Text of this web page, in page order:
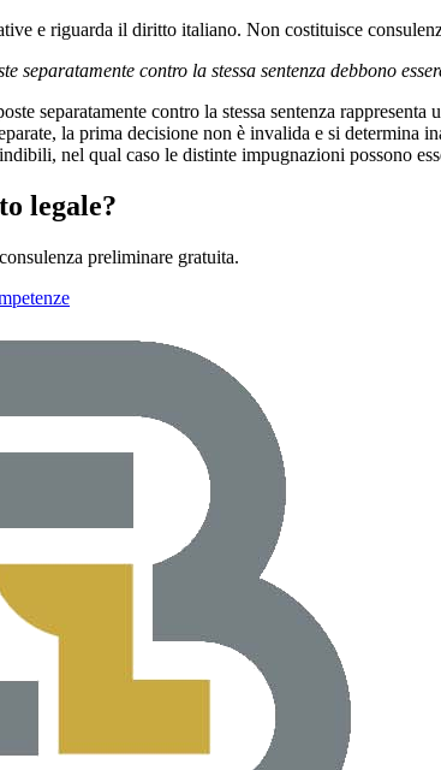
e riguarda il diritto italiano. Non costituisce
separatamente contro la stessa sentenza debbono
separatamente contro la stessa sentenza
la prima decisione non è invalida e si
nel qual caso le distinte impugnazioni possono
legale?
preliminare gratuita.